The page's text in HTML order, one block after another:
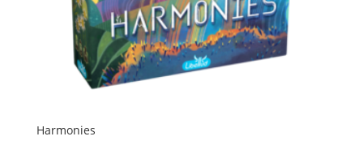
Harmonies